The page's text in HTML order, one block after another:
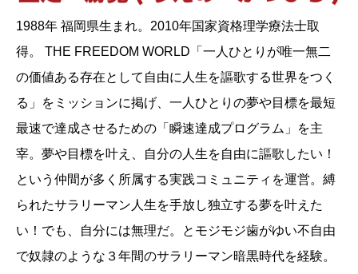
1988年 福岡県生まれ。2010年国家資格理学療法士取
得。 THE FREEDOM WORLD「一人ひとりが唯一無二
の価値ある存在として自由に人生を謳歌する世界をつく
る」をミッションに掲げ、一人ひとりの夢や目標を最短
最速で達成させるための「瞬速達成プログラム」を主
宰。夢や目標を叶え、自分の人生を自由に謳歌したい！
という仲間が多く所属する実践コミュニティを運営。縛
られたサラリーマン人生を手放し独立する夢を叶えた
い！でも、自分には無理だ。とモジモジ歯がゆい不自由
で奴隷のような３年間のサラリーマン暗黒時代を経験。